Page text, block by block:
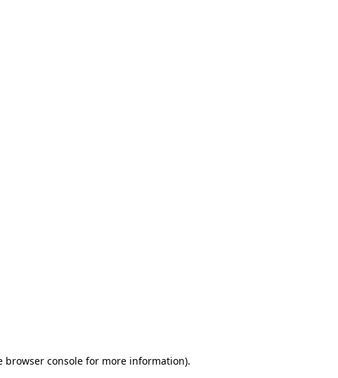
browser console for more information).